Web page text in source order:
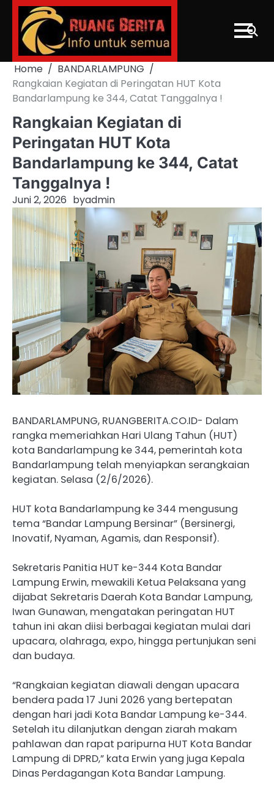
Skip
content
Home
BANDARLAMPUNG
Rangkaian Kegiatan di Peringatan HUT Kota
Bandarlampung ke 344, Catat Tanggalnya !
Rangkaian Kegiatan di
Peringatan HUT Kota
Bandarlampung ke 344, Catat
Tanggalnya !
Juni 2, 2026 byadmin
BANDARLAMPUNG, RUANGBERITA.CO.ID- Dalam
rangka memeriahkan Hari Ulang Tahun (HUT)
kota Bandarlampung ke 344, pemerintah kota
Bandarlampung telah menyiapkan serangkaian
kegiatan. Selasa (2/6/2026).
HUT kota Bandarlampung ke 344 mengusung
tema “Bandar Lampung Bersinar” (Bersinergi,
Inovatif, Nyaman, Agamis, dan Responsif).
Sekretaris Panitia HUT ke-344 Kota Bandar
Lampung Erwin, mewakili Ketua Pelaksana yang
dijabat Sekretaris Daerah Kota Bandar Lampung,
Iwan Gunawan, mengatakan peringatan HUT
tahun ini akan diisi berbagai kegiatan mulai dari
upacara, olahraga, expo, hingga pertunjukan seni
dan budaya.
“Rangkaian kegiatan diawali dengan upacara
bendera pada 17 Juni 2026 yang bertepatan
dengan hari jadi Kota Bandar Lampung ke-344.
Setelah itu dilanjutkan dengan ziarah makam
pahlawan dan rapat paripurna HUT Kota Bandar
Lampung di DPRD,” kata Erwin yang juga Kepala
Dinas Perdagangan Kota Bandar Lampung.